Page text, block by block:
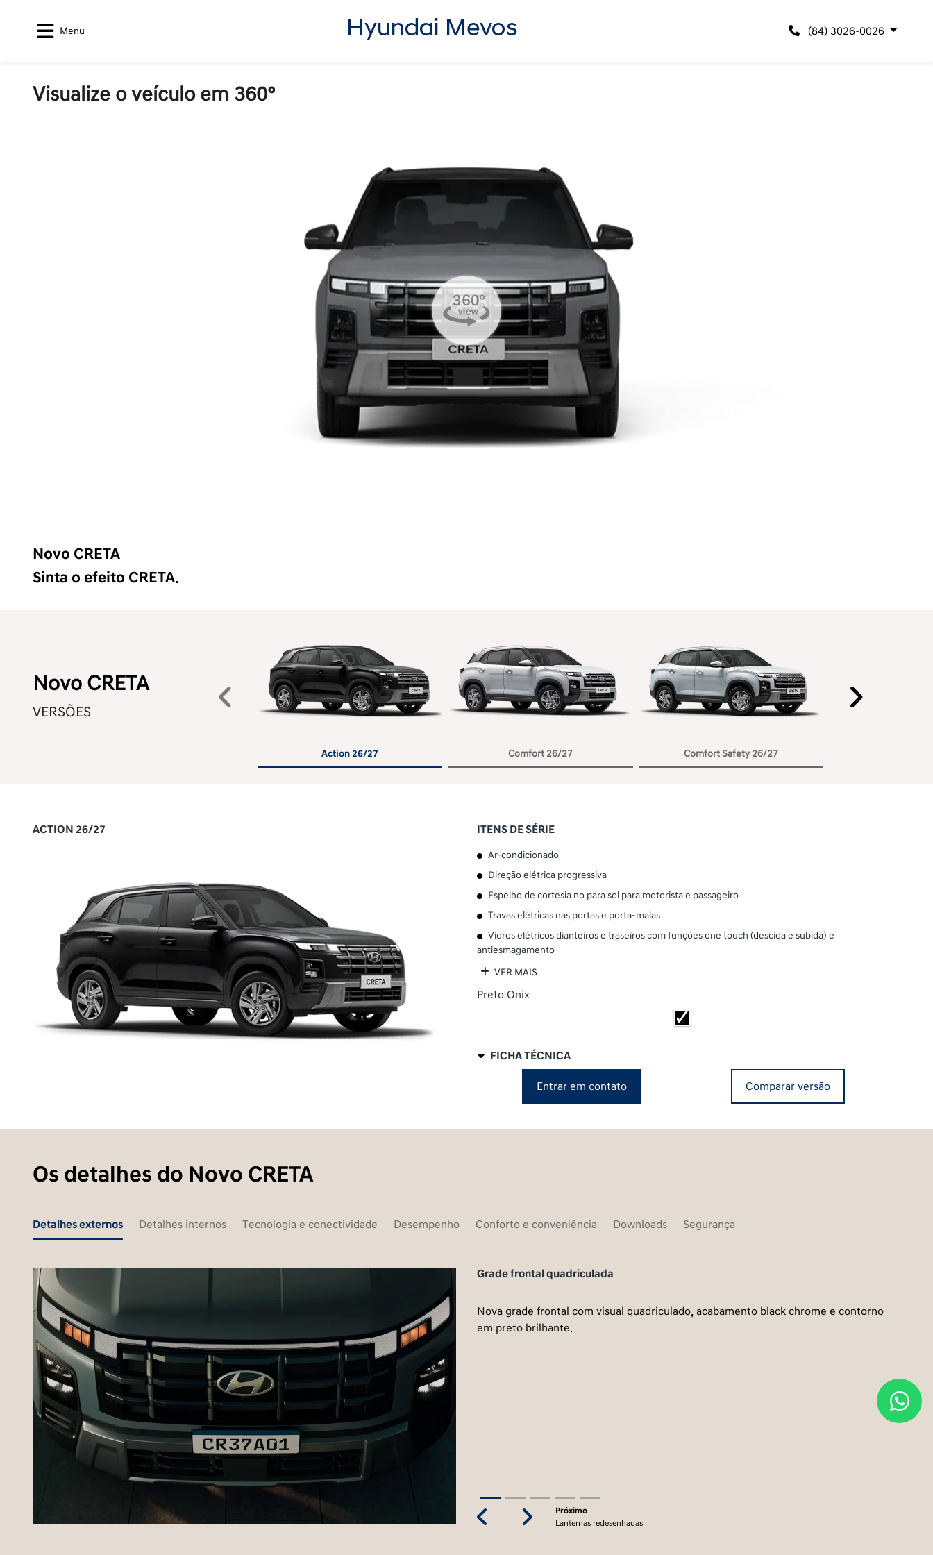
Menu (84) 3026-0026
Visualize o veículo em 360°
Novo CRETA
Sinta o efeito CRETA.
Novo CRETA
VERSÕES
Action 26/27 Comfort 26/27 Comfort Safety 26/27
Anterior
ACTION 26/27 ITENS DE SÉRIE
Ar-condicionado
Direção elétrica progressiva
Espelho de cortesia no para sol para motorista e passageiro
Travas elétricas nas portas e porta-malas
Vidros elétricos dianteiros e traseiros com funções one touch (descida e subida) e
antiesmagamento
VER MAIS
Preto Onix
FICHA TÉCNICA
Entrar em contato Comparar versão
Os detalhes do Novo CRETA
Detalhes externos Detalhes internos Tecnologia e conectividade Desempenho Conforto e conveniência Downloads Segurança
Grade frontal quadriculada
Nova grade frontal com visual quadriculado, acabamento black chrome e contorno
em preto brilhante.